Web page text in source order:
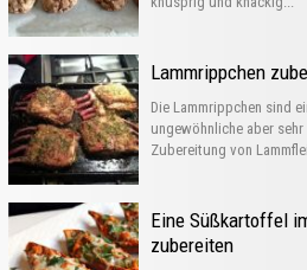
Lammrippchen
Die Lammrippchen sind
ungewöhnliche aber
Zubereitung von
Eine Süßkartoffel
zubereiten